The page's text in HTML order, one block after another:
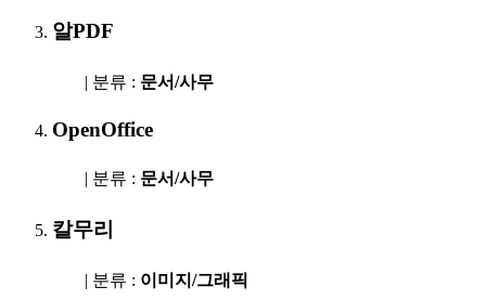
알PDF
| 분류 : 문서/사무
OpenOffice
| 분류 : 문서/사무
칼무리
| 분류 : 이미지/그래픽